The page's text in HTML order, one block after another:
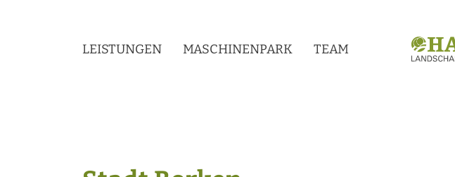
LEISTUNGEN MASCHINENPARK TEAM